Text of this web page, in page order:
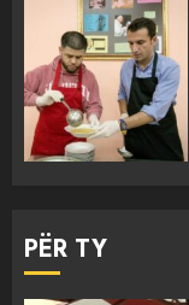
PËR TY
3